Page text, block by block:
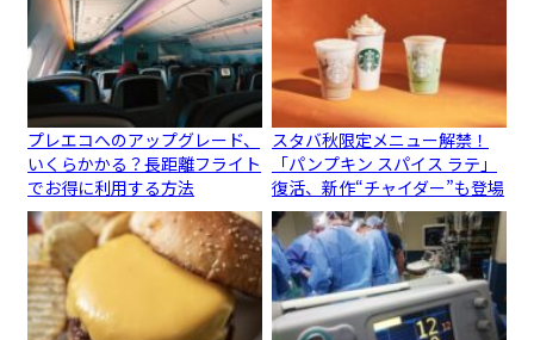
プレエコへのアップグレード、
いくらかかる？長距離フライト
でお得に利用する方法
スタバ秋限定メニュー解禁！
「パンプキン スパイス ラテ」
復活、新作“チャイダー”も登場